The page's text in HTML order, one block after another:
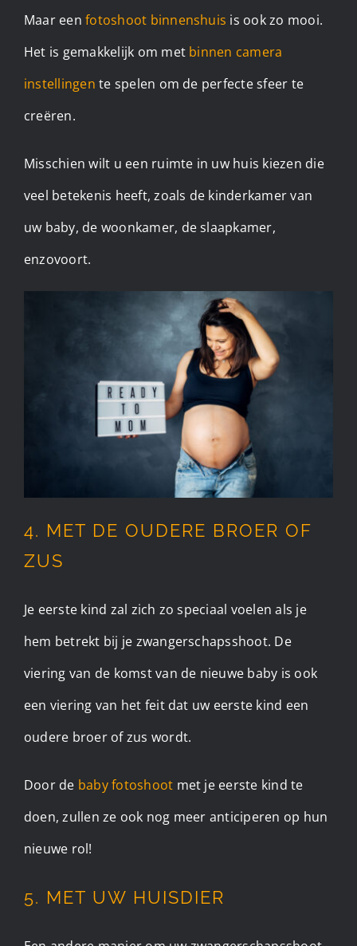
Maar eenfotoshoot binnenshuis is ook zo mooi.
Het is gemakkelijk om met binnen camera
instellingen te spelen om de perfecte sfeer te
creëren.
Misschien wilt u een ruimte in uw huis kiezen die
veel betekenis heeft, zoals de kinderkamer van
uw baby, de woonkamer, de slaapkamer,
enzovoort.
4. MET DE OUDERE BROER OF
ZUS
Je eerste kind zal zich zo speciaal voelen als je
hem betrekt bij je zwangerschapsshoot. De
viering van de komst van de nieuwe baby is ook
een viering van het feit dat uw eerste kind een
oudere broer of zus wordt.
Door de baby fotoshoot met je eerste kind te
doen, zullen ze ook nog meer anticiperen op hun
nieuwe rol!
5. MET UW HUISDIER